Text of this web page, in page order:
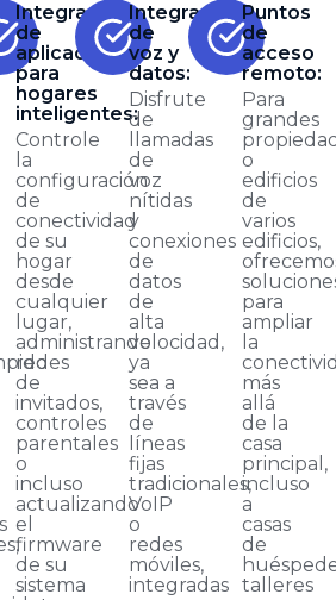
Integración
de
aplicaciones
para
hogares
inteligentes:
Controle
la
configuración
de
conectividad
de su
hogar
desde
cualquier
lugar,
administrando
redes
de
invitados,
controles
parentales
o
incluso
actualizando
el
firmware
de su
sistema
Integración
de
voz y
datos:
Disfrute
de
llamadas
de
voz
nítidas
y
conexiones
de
datos
de
alta
velocidad,
ya
sea a
través
de
líneas
fijas
tradicionales,
VoIP
o
redes
móviles,
integradas
Puntos
de
acceso
remoto:
Para
grandes
o
edificios
de
varios
edificios,
para
ampliar
la
más
allá
de la
casa
principal,
incluso
a
casas
de
talleres